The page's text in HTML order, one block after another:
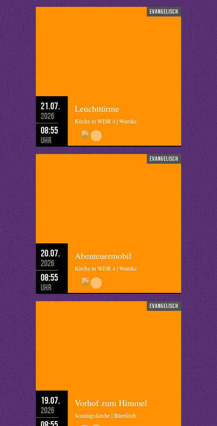
evangelisch
21.07.
2026
08:55
Uhr
Leuchttürme
Kirche in WDR 4 | Warnke
evangelisch
20.07.
2026
08:55
Uhr
Abenteuermobil
Kirche in WDR 4 | Warnke
evangelisch
19.07.
2026
Vorhof zum Himmel
Sonntagskirche | Ihlenfeldt